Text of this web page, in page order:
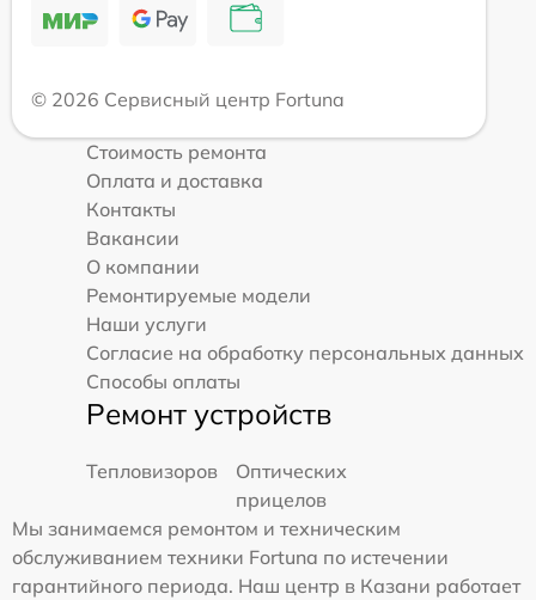
© 2026 Сервисный центр Fortuna
Стоимость ремонта
Оплата и доставка
Контакты
Вакансии
О компании
Ремонтируемые модели
Наши услуги
Согласие на обработку персональных данных
Способы оплаты
Ремонт устройств
Тепловизоров
Оптических
прицелов
Мы занимаемся ремонтом и техническим
обслуживанием техники Fortuna по истечении
гарантийного периода. Наш центр в Казани работает